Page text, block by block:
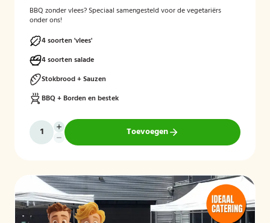
BBQ zonder vlees? Speciaal samengesteld voor de vegetariërs
onder ons!
4 soorten 'vlees'
4 soorten salade
Stokbrood + Sauzen
BBQ + Borden en bestek
Toevoegen